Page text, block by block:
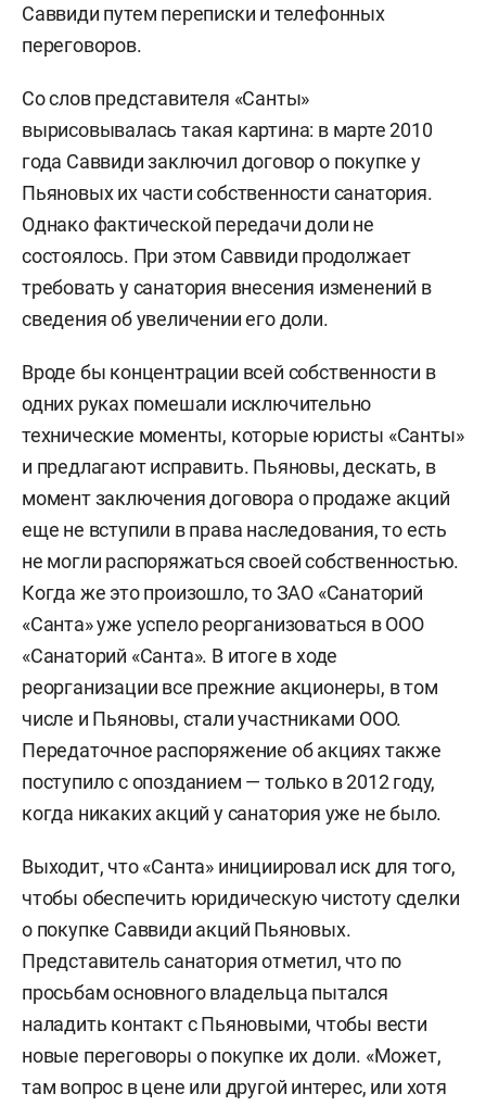
Саввиди путем переписки и телефонных
переговоров.
Со слов представителя «Санты»
вырисовывалась такая картина: в марте 2010
года Саввиди заключил договор о покупке у
Пьяновых их части собственности санатория.
Однако фактической передачи доли не
состоялось. При этом Саввиди продолжает
требовать у санатория внесения изменений в
сведения об увеличении его доли.
Вроде бы концентрации всей собственности в
одних руках помешали исключительно
технические моменты, которые юристы «Санты»
и предлагают исправить. Пьяновы, дескать, в
момент заключения договора о продаже акций
еще не вступили в права наследования, то есть
не могли распоряжаться своей собственностью.
Когда же это произошло, то ЗАО «Санаторий
«Санта» уже успело реорганизоваться в ООО
«Санаторий «Санта». В итоге в ходе
реорганизации все прежние акционеры, в том
числе и Пьяновы, стали участниками ООО.
Передаточное распоряжение об акциях также
поступило с опозданием — только в 2012 году,
когда никаких акций у санатория уже не было.
Выходит, что «Санта» инициировал иск для того,
чтобы обеспечить юридическую чистоту сделки
о покупке Саввиди акций Пьяновых.
Представитель санатория отметил, что по
просьбам основного владельца пытался
наладить контакт с Пьяновыми, чтобы вести
новые переговоры о покупке их доли. «Может,
там вопрос в цене или другой интерес, или хотя